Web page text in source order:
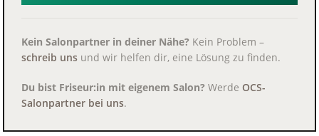
Kein Salonpartner in deiner Nähe?Kein Problem –
schreib unsund wir helfen dir, eine Lösung zu finden.
Du bist Friseur:in mit eigenem Salon?Werde OCS-
Salonpartner bei uns.